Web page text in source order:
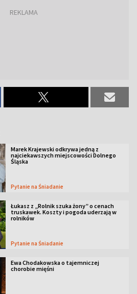
Marek Krajewski odkrywa jedną z
najciekawszych miejscowości Dolnego
Śląska
Pytanie na Śniadanie
Łukasz z „Rolnik szuka żony” o cenach
truskawek. Koszty i pogoda uderzają w
rolników
Pytanie na Śniadanie
Ewa Chodakowska o tajemniczej
chorobie mięśni